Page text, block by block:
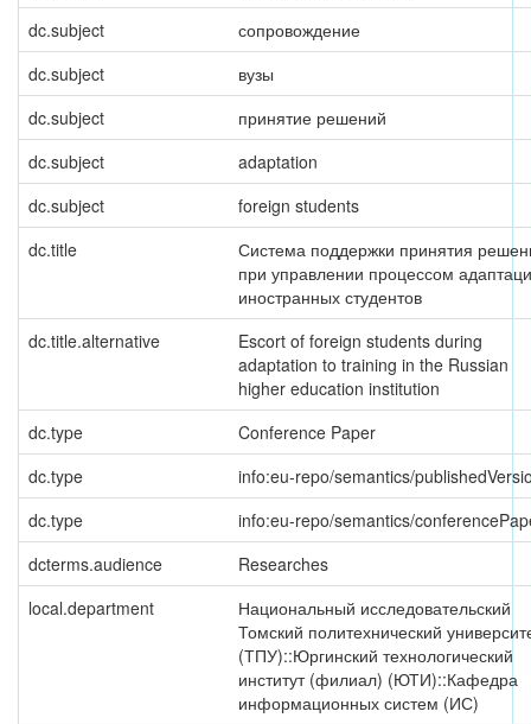
dc.subject
сопровождение
dc.subject
вузы
dc.subject
принятие решений
dc.subject
adaptation
dc.subject
foreign students
dc.title
Система поддержки принятия
при управлении процессом
иностранных студентов
dc.title.alternative
Escort of foreign students during
adaptation to training in the Russian
higher education institution
dc.type
Conference Paper
dc.type
info:eu-repo/semantics/
dc.type
info:eu-repo/semantics/
dcterms.audience
Researches
local.department
Национальный исследовательский
Томский политехнический
(ТПУ)::Юргинский технологический
институт (филиал) (ЮТИ)::Кафедра
информационных систем (ИС)